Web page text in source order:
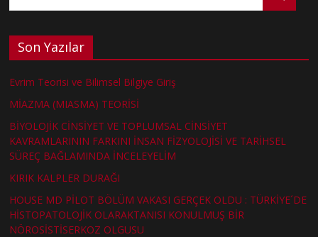
Son Yazılar
Evrim Teorisi ve Bilimsel Bilgiye Giriş
MİAZMA (MIASMA) TEORİSİ
BİYOLOJİK CİNSİYET VE TOPLUMSAL CİNSİYET
KAVRAMLARININ FARKINI İNSAN FİZYOLOJİSİ VE TARİHSEL
SÜREÇ BAĞLAMINDA İNCELEYELİM
KIRIK KALPLER DURAĞI
HOUSE MD PİLOT BÖLÜM VAKASI GERÇEK OLDU : TÜRKİYE´DE
HİSTOPATOLOJİK OLARAKTANISI KONULMUŞ BİR
NÖROSİSTİSERKOZ OLGUSU